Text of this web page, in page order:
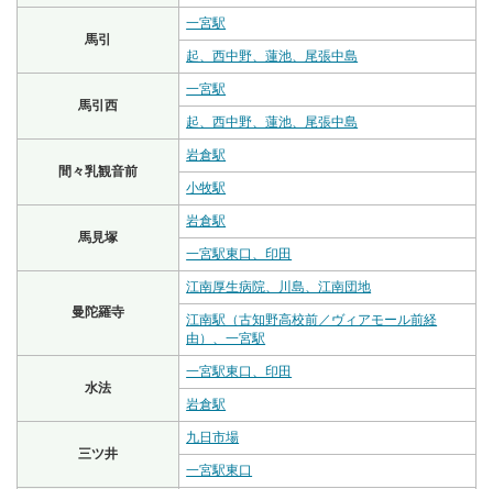
馬引
一宮駅
起、西中野、蓮池、尾張中島
馬引西
一宮駅
起、西中野、蓮池、尾張中島
間々乳観音前
岩倉駅
小牧駅
馬見塚
岩倉駅
一宮駅東口、印田
曼陀羅寺
江南厚生病院、川島、江南団地
江南駅（古知野高校前／ヴィアモール前経
由）、一宮駅
水法
一宮駅東口、印田
岩倉駅
三ツ井
九日市場
一宮駅東口